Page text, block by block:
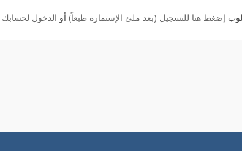
إضغط هنا للتسجيل (بعد ملئ الإستمارة طبعاً) أو الدخول لحسابك